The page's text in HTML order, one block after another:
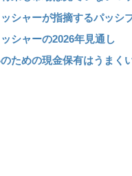
シャーが指摘するパッシ
シャーの2026年見通し
ための現金保有はうまく